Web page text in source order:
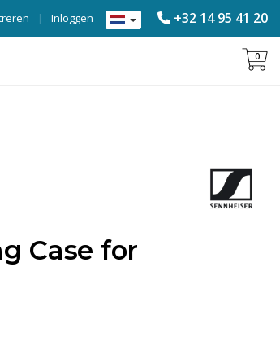
+32 14 95 41 20
Inloggen
|
0
Case for